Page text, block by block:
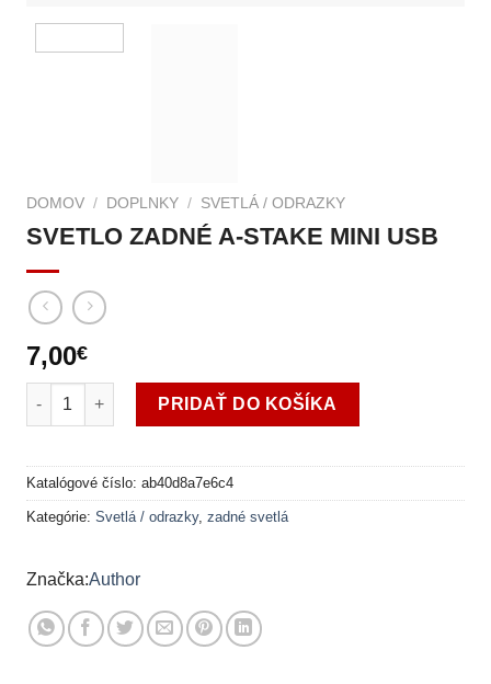
DOMOV / DOPLNKY / SVETLÁ / ODRAZKY
SVETLO ZADNÉ A-STAKE MINI USB
7,00€
množstvo SVETLO ZADNÉ A-STAKE MINI USB
PRIDAŤ DO KOŠÍKA
Katalógové číslo: ab40d8a7e6c4
Kategórie: Svetlá / odrazky, zadné svetlá
Author